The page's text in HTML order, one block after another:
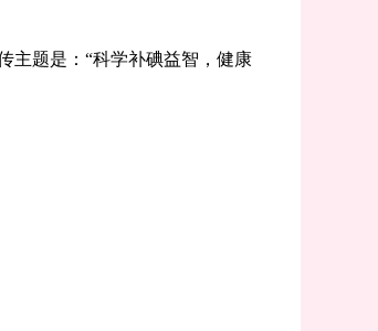
主题是：“科学补碘益智，健康